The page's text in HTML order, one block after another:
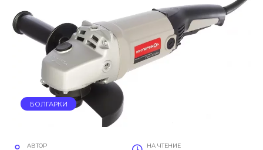
БОЛГАРКИ
АВТОР НА ЧТЕНИЕ